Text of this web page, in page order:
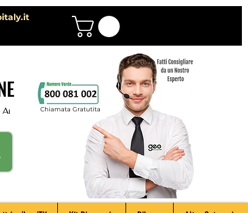
- Impiantisti - Manutentori - Idraulici - Spurghisti -
Chiamata Gratutita